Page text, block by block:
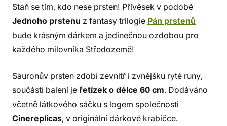
Staň se tím, kdo nese prsten! Přívěsek v podobě
Jednoho prstenu z fantasy trilogie Pán prstenů
bude krásným dárkem a jedinečnou ozdobou pro
každého milovníka Středozemě!
Sauronův prsten zdobí zevnitř i zvnějšku ryté runy,
součástí balení je řetízek o délce 60 cm. Dodáváno
včetně látkového sáčku s logem společnosti
Cinereplicas, v originální dárkové krabičce.